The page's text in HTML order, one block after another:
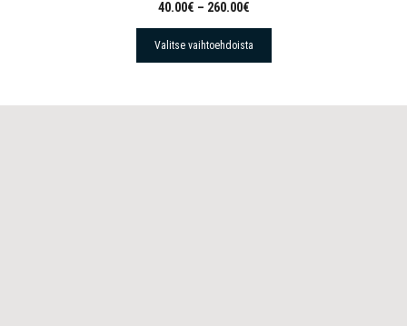
40.00€ – 260.00€
Valitse vaihtoehdoista